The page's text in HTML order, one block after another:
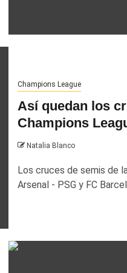
Champions League
Así quedan los
Champions
Natalia Blanco
Los cruces de semis de
Arsenal - PSG y FC